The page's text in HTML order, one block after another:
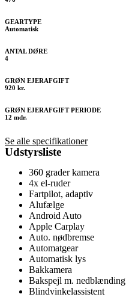
GEARTYPE
Automatisk
ANTAL DØRE
4
GRØN EJERAFGIFT
920 kr.
GRØN EJERAFGIFT PERIODE
12 mdr.
Se alle specifikationer
Udstyrsliste
360 grader kamera
4x el-ruder
Fartpilot, adaptiv
Alufælge
Android Auto
Apple Carplay
Auto. nødbremse
Automatgear
Automatisk lys
Bakkamera
Bakspejl m. nedblænding
Blindvinkelassistent